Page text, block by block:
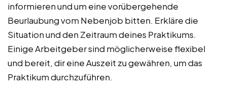
informieren und um eine vorübergehende
Beurlaubung vom Nebenjob bitten. Erkläre die
Situation und den Zeitraum deines Praktikums.
Einige Arbeitgeber sind möglicherweise flexibel
und bereit, dir eine Auszeit zu gewähren, um das
Praktikum durchzuführen.